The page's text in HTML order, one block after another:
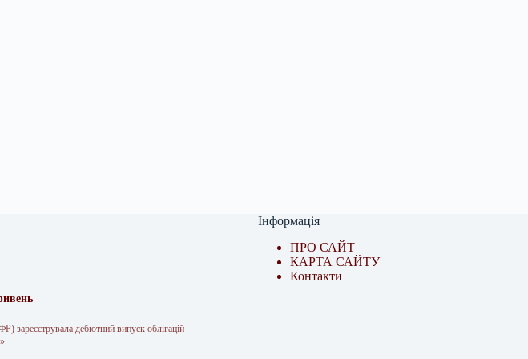
зареєструвала дебютний випуск облігацій
Інформація
ПРО САЙТ
КАРТА САЙТУ
Контакти